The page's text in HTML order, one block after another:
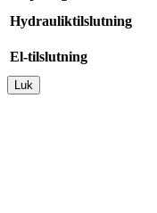
Hydrauliktilslutning
El-tilslutning
Luk